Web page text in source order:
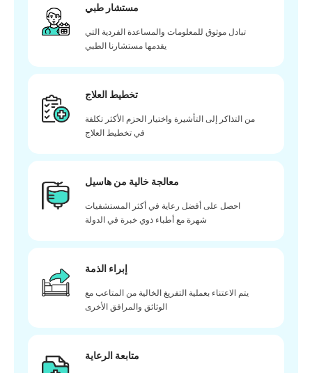
مستشار طبي
تبادل موثوق للمعلومات والمساعدة الفردية التي
يقدمها مستشارنا الطبي
تخطيط العلاج
من التذاكر إلى التأشيرة واختيار الحزم الأكثر تكلفة
في تخطيط العلاج
معالجة خالية من هاسيل
احصل على أفضل رعاية في أكثر المستشفيات
شهرة مع أطباء ذوي خبرة في الدولة
إبراء الذمة
يتم الاعتناء بعملية التفريغ الخالية من المتاعب مع
الوثائق والمرافق الأخرى
متابعة الرعاية